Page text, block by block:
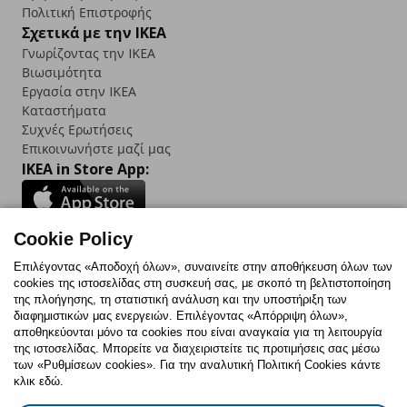
Πολιτική Επιστροφής
Σχετικά με την IKEA
Γνωρίζοντας την IKEA
Βιωσιμότητα
Εργασία στην IKEA
Καταστήματα
Συχνές Ερωτήσεις
Επικοινωνήστε μαζί μας
IKEA in Store App:
Follow us:
FacebookInstagram
TikTokYoutubePinterestTwitter
Cookie Policy
Επιλέγοντας «Αποδοχή όλων», συναινείτε στην αποθήκευση όλων των
cookies της ιστοσελίδας στη συσκευή σας, με σκοπό τη βελτιστοποίηση
της πλοήγησης, τη στατιστική ανάλυση και την υποστήριξη των
διαφημιστικών μας ενεργειών. Επιλέγοντας «Απόρριψη όλων»,
αποθηκεύονται μόνο τα cookies που είναι αναγκαία για τη λειτουργία
της ιστοσελίδας. Μπορείτε να διαχειριστείτε τις προτιμήσεις σας μέσω
των «Ρυθμίσεων cookies». Για την αναλυτική Πολιτική Cookies κάντε
κλικ εδώ.